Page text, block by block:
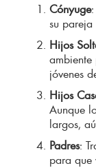
Cónyuge
su
Hijos
jóvenes
Hijos
Aunque
largos,
Padres:
para que